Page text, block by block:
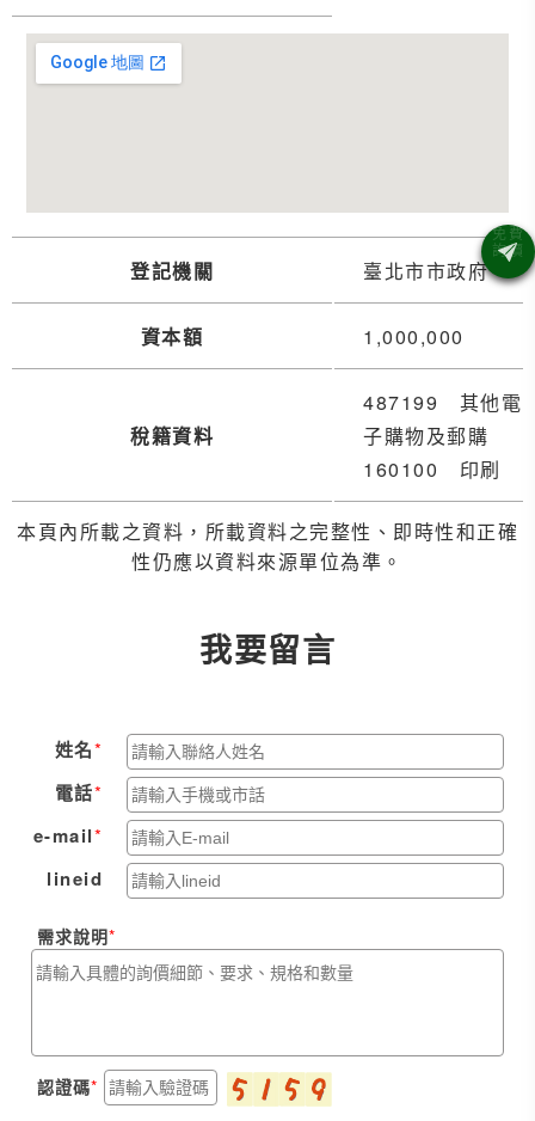
登記機關 臺北市市政府
資本額 1,000,000
稅籍資料
487199 其他電
子購物及郵購
160100 印刷
本頁內所載之資料，所載資料之完整性、即時性和正確
性仍應以資料來源單位為準。
我要留言
需求說明
認證碼
姓名
電話
e-mail
lineid